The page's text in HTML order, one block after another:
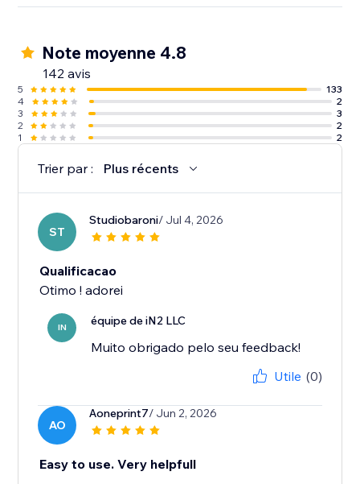
Note moyenne 4.8
142 avis
5
133
4
2
3
3
2
2
1
2
Trier par : Plus récents
ST
Studiobaroni/ Jul 4, 2026
Qualificacao
Otimo ! adorei
IN équipe de iN2 LLC
Muito obrigado pelo seu feedback!
Utile (0)
AO
Aoneprint7/ Jun 2, 2026
Easy to use. Very helpfull